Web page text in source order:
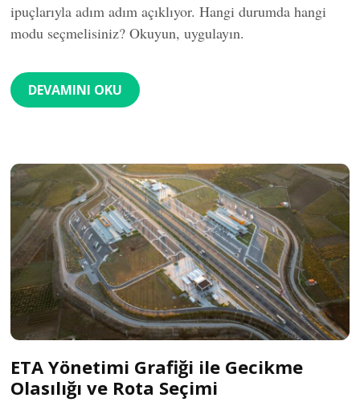
ipuçlarıyla adım adım açıklıyor. Hangi durumda hangi
modu seçmelisiniz? Okuyun, uygulayın.
DEVAMINI OKU
ETA Yönetimi Grafiği ile Gecikme
Olasılığı ve Rota Seçimi